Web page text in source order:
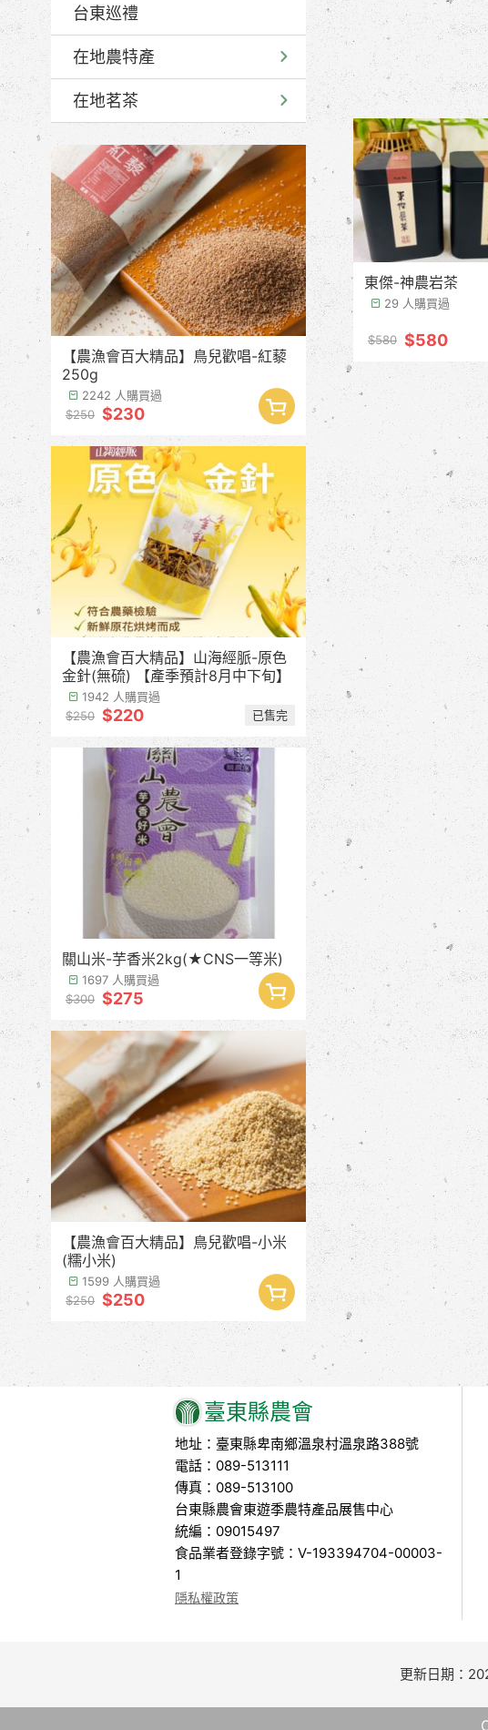
台東巡禮
在地農特產
在地茗茶
【農漁會百大精品】鳥兒歡唱-紅藜
250g
2242 人購買過
$250 $230
【農漁會百大精品】山海經脈-原色
金針(無硫) 【產季預計8月中下旬】
1942 人購買過
$250 $220 已售完
關山米-芋香米2kg(★CNS一等米)
1697 人購買過
$300 $275
【農漁會百大精品】鳥兒歡唱-小米
(糯小米)
1599 人購買過
$250 $250
東傑-神農岩茶
29 人購買過
$580 $580
臺東縣農會
地址：臺東縣卑南鄉溫泉村溫泉路388號
電話：089-513111
傳真：089-513100
台東縣農會東遊季農特產品展售中心
統編：09015497
食品業者登錄字號：V-193394704-00003-
1
隱私權政策
更新日期：